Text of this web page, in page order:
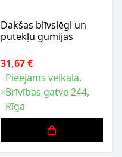
Dakšas blīvslēgi un
putekļu gumijas
31,67 €
Pieejams veikalā,
Brīvības gatve 244,
Rīga